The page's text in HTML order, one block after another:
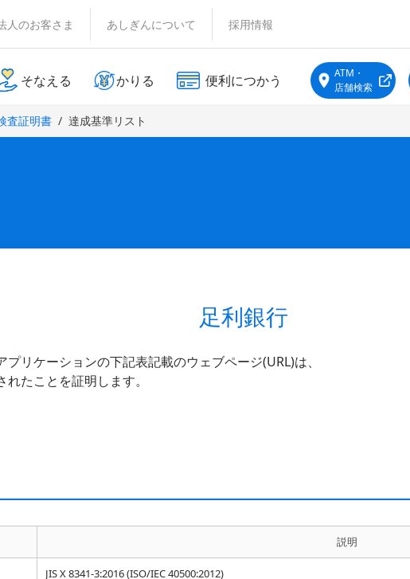
人のお客さま あしぎんについて 採用情報
そなえる かりる 便利につかう
ATM・
店舗検索
査証明書 達成基準リスト
足利銀行
リケーションの下記表記載のウェブページ(URL)は、
たことを証明します。
説明
JIS X 8341-3:2016 (ISO/IEC 40500:2012)